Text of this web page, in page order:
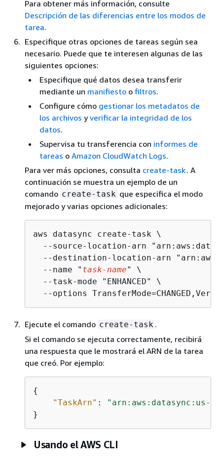
Para obtener más información, consulte
Descripción de las diferencias entre los modos de
tarea.
Especifique otras opciones de tareas según sea
necesario. Puede que te interesen algunas de las
siguientes opciones:
Especifique qué datos desea transferir
mediante un manifiesto o filtros.
Configure cómo gestionar los metadatos de
los archivos yverificar la integridad de los
datos.
Supervisa tu transferencia con informes de
tareas o Amazon CloudWatch Logs.
Para ver más opciones, consulta create-task. A
continuación se muestra un ejemplo de un
comando create-task que especifica el modo
mejorado y varias opciones adicionales:
aws datasync create-task \
--source-location-arn
--destination-location-arn
  --name "
task-name" \
  --task-mode "ENHANCED" \
--options
Ejecute el comando create-task .
Si el comando se ejecuta correctamente, recibirá
una respuesta que le mostrará el ARN de la tarea
que creó. Por ejemplo:
{
"TaskArn" :
"arn:aws:datasync:us-
}
Usando el AWS CLI